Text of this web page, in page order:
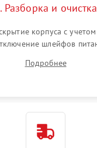
Разборка и очистка
корпуса с
шлейфов
плат от окислов и
объектива
Подробнее